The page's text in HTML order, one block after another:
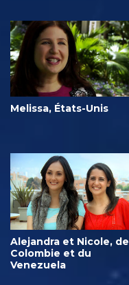
Melissa, États-Unis
Alejandra et Nicole, de
Colombie et du
Venezuela